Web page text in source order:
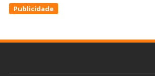
Publicidade